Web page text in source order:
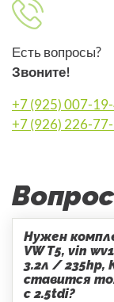
Есть вопросы?
Звоните!
+7 (925) 007-
+7 (926) 226-
Нужен
VW T5, vin
3.2л / 235hp,
ставится
с 2.5tdi?